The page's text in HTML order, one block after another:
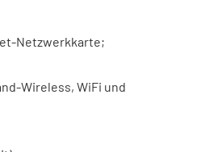
Netzwerkkarte;
Wireless, WiFi und